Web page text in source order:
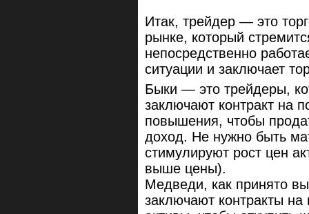
Итак, трейдер — это
рынке, который
непосредственно
ситуации и заключает
Быки — это трейдеры,
заключают контракт на
повышения, чтобы
доход. Не нужно быть
стимулируют рост цен
выше цены).
Медведи, как принято
заключают контракты